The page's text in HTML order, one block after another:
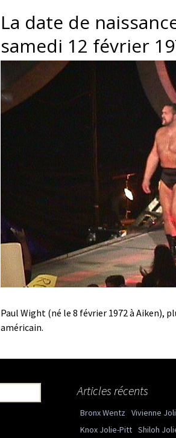
La date de
samedi 12 février
Paul Wight (né le 8 février 1972 à Aiken),
américain.
Articles récents
Bronx Wentz Vivienne
Knox Jolie-Pitt Shiloh